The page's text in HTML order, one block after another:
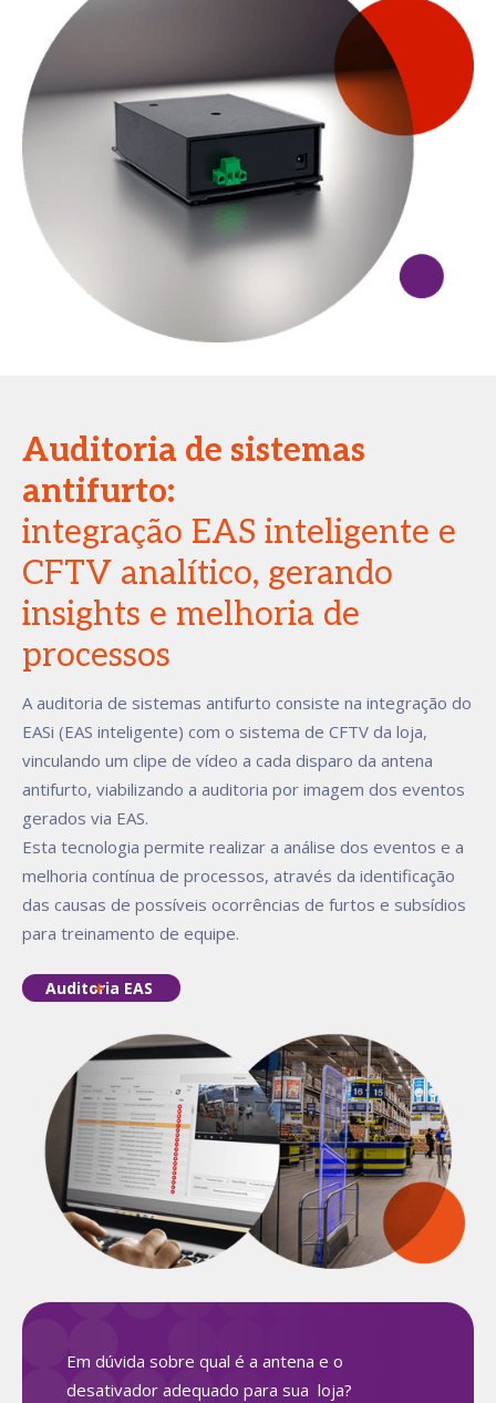
Auditoria de sistemas
antifurto:
integração EAS inteligente e
CFTV analítico, gerando
insights e melhoria de
processos
A auditoria de sistemas antifurto consiste na integração do
EASi (EAS inteligente) com o sistema de CFTV da loja,
vinculando um clipe de vídeo a cada disparo da antena
antifurto, viabilizando a auditoria por imagem dos eventos
gerados via EAS.
Esta tecnologia permite realizar a análise dos eventos e a
melhoria contínua de processos, através da identificação
das causas de possíveis ocorrências de furtos e subsídios
para treinamento de equipe.
Auditoria EAS
Em dúvida sobre qual é a antena e o
desativador adequado para sua loja?